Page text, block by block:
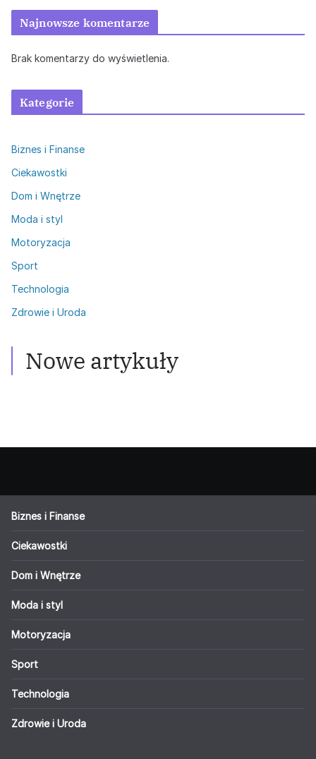
Najnowsze komentarze
Brak komentarzy do wyświetlenia.
Kategorie
Biznes i Finanse
Ciekawostki
Dom i Wnętrze
Moda i styl
Motoryzacja
Sport
Technologia
Zdrowie i Uroda
Nowe artykuły
metody walki
Biznes i Finanse
Ciekawostki
Dom i Wnętrze
Moda i styl
Motoryzacja
Sport
Technologia
Zdrowie i Uroda